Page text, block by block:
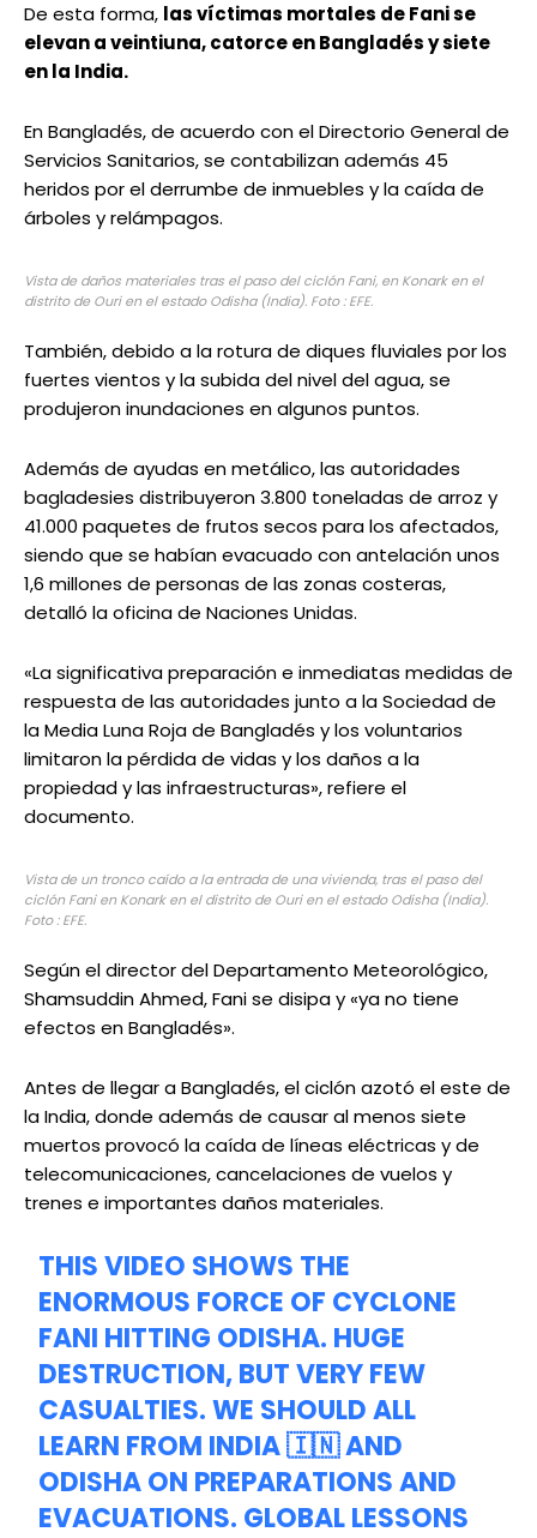
De esta forma, las víctimas mortales de Fani se
elevan a veintiuna, catorce en Bangladés y siete
en la India.
En Bangladés, de acuerdo con el Directorio General de
Servicios Sanitarios, se contabilizan además 45
heridos por el derrumbe de inmuebles y la caída de
árboles y relámpagos.
Vista de daños materiales tras el paso del ciclón Fani, en Konark en el
distrito de Ouri en el estado Odisha (India). Foto : EFE.
También, debido a la rotura de diques fluviales por los
fuertes vientos y la subida del nivel del agua, se
produjeron inundaciones en algunos puntos.
Además de ayudas en metálico, las autoridades
bagladesies distribuyeron 3.800 toneladas de arroz y
41.000 paquetes de frutos secos para los afectados,
siendo que se habían evacuado con antelación unos
1,6 millones de personas de las zonas costeras,
detalló la oficina de Naciones Unidas.
«La significativa preparación e inmediatas medidas de
respuesta de las autoridades junto a la Sociedad de
la Media Luna Roja de Bangladés y los voluntarios
limitaron la pérdida de vidas y los daños a la
propiedad y las infraestructuras», refiere el
documento.
Vista de un tronco caído a la entrada de una vivienda, tras el paso del
ciclón Fani en Konark en el distrito de Ouri en el estado Odisha (India).
Foto : EFE.
Según el director del Departamento Meteorológico,
Shamsuddin Ahmed, Fani se disipa y «ya no tiene
efectos en Bangladés».
Antes de llegar a Bangladés, el ciclón azotó el este de
la India, donde además de causar al menos siete
muertos provocó la caída de líneas eléctricas y de
telecomunicaciones, cancelaciones de vuelos y
trenes e importantes daños materiales.
THIS VIDEO SHOWS THE
ENORMOUS FORCE OF CYCLONE
FANI HITTING ODISHA. HUGE
DESTRUCTION, BUT VERY FEW
CASUALTIES. WE SHOULD ALL
LEARN FROM INDIA 🇮🇳 AND
ODISHA ON PREPARATIONS AND
EVACUATIONS. GLOBAL LESSONS